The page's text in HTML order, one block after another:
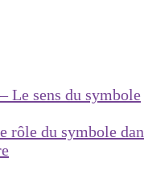
Le sens du symbole
rôle du symbole